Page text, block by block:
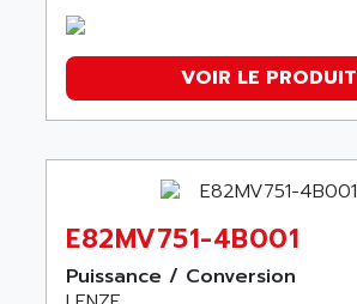
VOIR LE PRODUIT
E82MV751-4B001
Puissance / Conversion